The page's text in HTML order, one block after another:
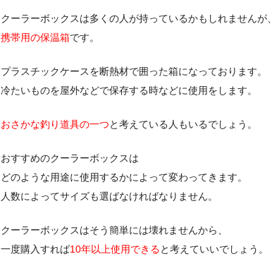
クーラーボックスは多くの人が持っているかもしれませんが、
携帯用の保温箱です。
プラスチックケースを断熱材で囲った箱になっております。
冷たいものを屋外などで保存する時などに使用をします。
おさかな釣り道具の一つと考えている人もいるでしょう。
おすすめのクーラーボックスは
どのような用途に使用するかによって変わってきます。
人数によってサイズも選ばなければなりません。
クーラーボックスはそう簡単には壊れませんから、
一度購入すれば10年以上使用できると考えていいでしょう。